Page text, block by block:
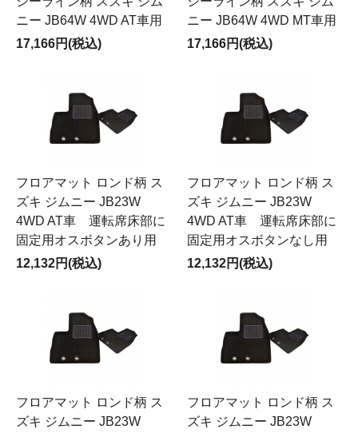
ニー JB64W 4WD AT車用
17,166円(税込)
ニー JB64W 4WD MT車用
17,166円(税込)
フロアマット ロンド柄 ス
ズキ ジムニー JB23W
4WD AT車 運転席床部に
固定用オスボタンあり用
12,132円(税込)
フロアマット ロンド柄 ス
ズキ ジムニー JB23W
4WD AT車 運転席床部に
固定用オスボタンなし用
12,132円(税込)
フロアマット ロンド柄 ス
ズキ ジムニー JB23W
フロアマット ロンド柄 ス
ズキ ジムニー JB23W